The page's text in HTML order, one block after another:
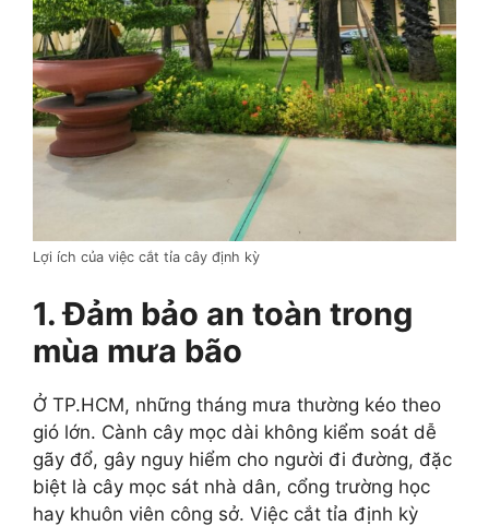
Lợi ích của việc cắt tỉa cây định kỳ
1. Đảm bảo an toàn trong
mùa mưa bão
Ở TP.HCM, những tháng mưa thường kéo theo
gió lớn. Cành cây mọc dài không kiểm soát dễ
gãy đổ, gây nguy hiểm cho người đi đường, đặc
biệt là cây mọc sát nhà dân, cổng trường học
hay khuôn viên công sở. Việc cắt tỉa định kỳ